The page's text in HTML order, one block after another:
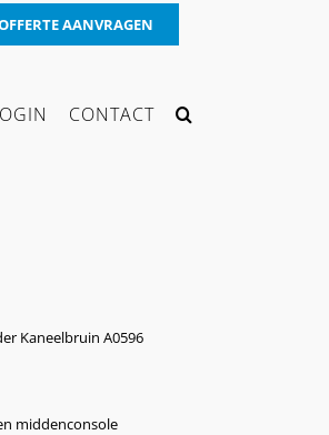
AANVRAGEN
CONTACT
Kaneelbruin A0596
middenconsole